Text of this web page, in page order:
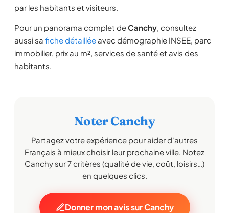
par les habitants et visiteurs.
Pour un panorama complet deCanchy, consultez
aussi sa fiche détaillée avec démographie INSEE, parc
immobilier, prix au m², services de santé et avis des
habitants.
Noter Canchy
Partagez votre expérience pour aider d'autres
Français à mieux choisir leur prochaine ville. Notez
Canchy sur 7 critères (qualité de vie, coût, loisirs…)
en quelques clics.
Donner mon avis sur Canchy